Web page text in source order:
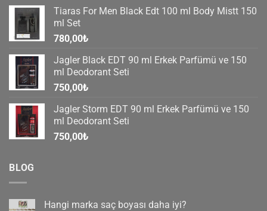
Tiaras For Men Black Edt 100 ml Body Mistt 150
ml Set
780,00₺
Jagler Black EDT 90 ml Erkek Parfümü ve 150
ml Deodorant Seti
750,00₺
Jagler Storm EDT 90 ml Erkek Parfümü ve 150
ml Deodorant Seti
750,00₺
BLOG
Hangi marka saç boyası daha iyi?